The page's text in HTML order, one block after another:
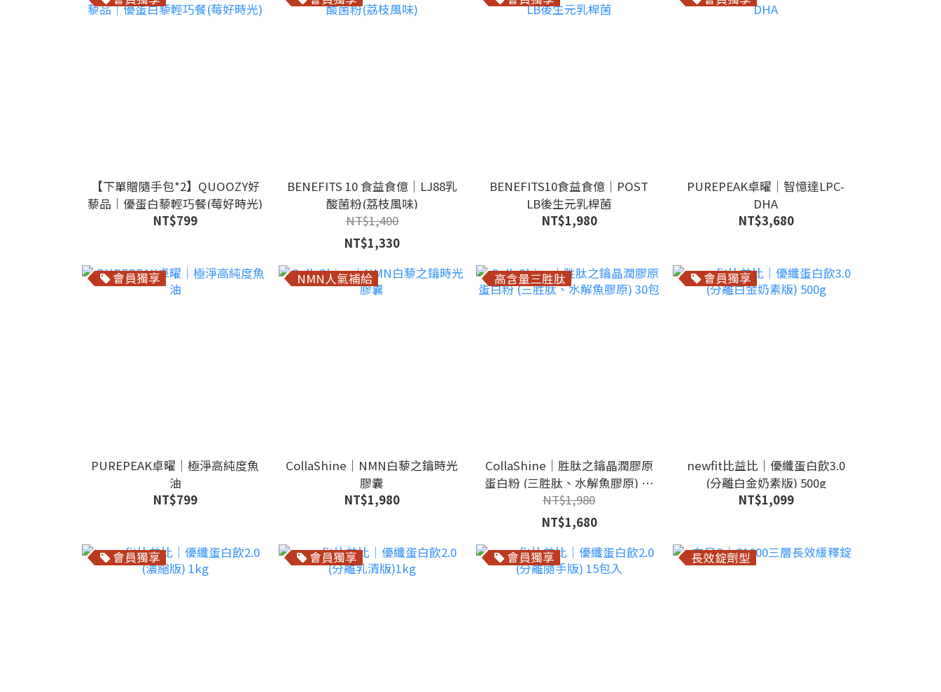
【下單贈隨手包*2】QUOOZY好
藜品｜優蛋白藜輕巧餐(莓好時光)
NT$799
BENEFITS 10 食益食億｜LJ88乳
酸菌粉(荔枝風味)
NT$1,400
NT$1,330
BENEFITS10食益食億｜POST
LB後生元乳桿菌
NT$1,980
PUREPEAK卓曜｜智憶達LPC-
DHA
NT$3,680
會員獨享
PUREPEAK卓曜｜極淨高純度魚
油
NT$799
NMN人氣補給
CollaShine｜NMN白藜之鑰時光
膠囊
NT$1,980
高含量三胜肽
CollaShine｜胜肽之鑰晶潤膠原
蛋白粉 (三胜肽、水解魚膠原) 30
包
NT$1,980
NT$1,680
會員獨享
newfit比益比｜優纖蛋白飲3.0
(分離白金奶素版) 500g
NT$1,099
會員獨享 會員獨享 會員獨享 長效錠劑型